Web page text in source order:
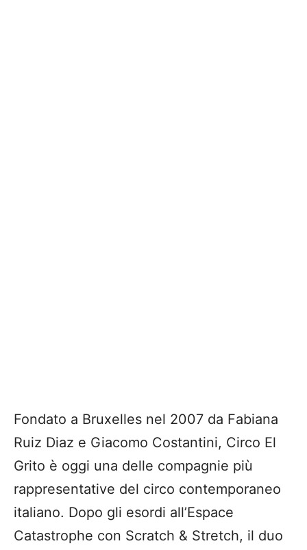
Fondato a Bruxelles nel 2007 da Fabiana
Ruiz Diaz e Giacomo Costantini, Circo El
Grito è oggi una delle compagnie più
rappresentative del circo contemporaneo
italiano. Dopo gli esordi all’Espace
Catastrophe con Scratch & Stretch, il duo